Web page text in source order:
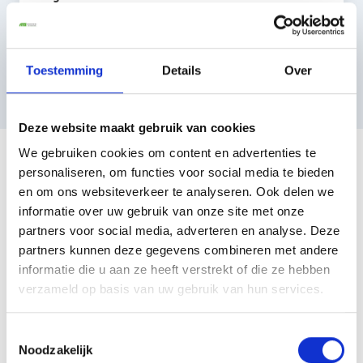
Toestemming Details Over
Deze website maakt gebruik van cookies
We gebruiken cookies om content en advertenties te
personaliseren, om functies voor social media te bieden
en om ons websiteverkeer te analyseren. Ook delen we
informatie over uw gebruik van onze site met onze
partners voor social media, adverteren en analyse. Deze
partners kunnen deze gegevens combineren met andere
informatie die u aan ze heeft verstrekt of die ze hebben
verzameld op basis van uw gebruik van hun services.
Noodzakelijk
Arliza Maria
Uw pakket is bij ons in
veilige handen voor:
PAKKETDIENST
Met onze pakketdienst kunt u pakketten naar